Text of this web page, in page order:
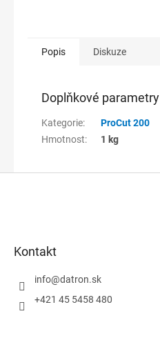
Popis Diskuze
Doplňkové parametry
Kategorie:
ProCut 200
Hmotnost: 1 kg
Kontakt
info@datron.sk
+421 45 5458 480